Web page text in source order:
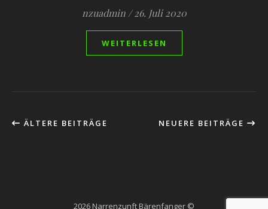
nzuadmin / 26. Juli 2020
WEITERLESEN
ÄLTERE BEITRÄGE NEUERE BEITRÄGE
2026 Narrenzunft Bärenfanger ©